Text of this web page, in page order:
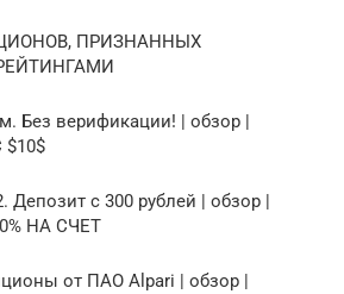
ПРИЗНАННЫХ
Без верификации! | обзор |
Депозит с 300 рублей | обзор |
НА СЧЕТ
от ПАО Alpari | обзор |